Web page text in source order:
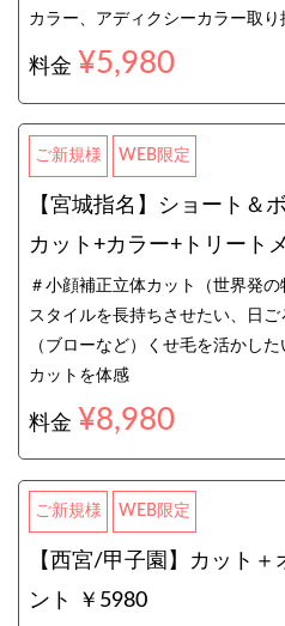
カラー、アディクシーカラー取
料金 ¥5,980
ご新規様 WEB限定
【宮城指名】ショート＆
カット+カラー+トリート
＃小顔補正立体カット（世界発
スタイルを長持ちさせたい、日
（ブローなど）くせ毛を活かし
カットを体感
料金 ¥8,980
ご新規様 WEB限定
【西宮/甲子園】カット
ント ￥5980